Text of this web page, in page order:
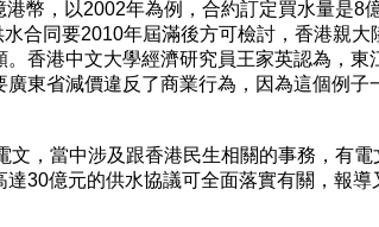
幣，以2002年為例，合約訂定買水量是8
合同要2010年屆滿後方可檢討，香港親
香港中文大學經濟研究員王家英認為，東
東省減價違反了商業行為，因為這個例
，當中涉及跟香港民生相關的事務，有
30億元的供水協議可全面落實有關，報導